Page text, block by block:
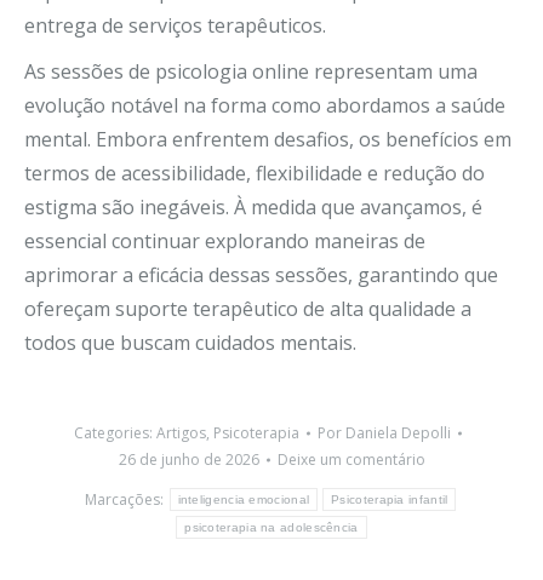
entrega de serviços terapêuticos.
As sessões de psicologia online representam uma
evolução notável na forma como abordamos a saúde
mental. Embora enfrentem desafios, os benefícios em
termos de acessibilidade, flexibilidade e redução do
estigma são inegáveis. À medida que avançamos, é
essencial continuar explorando maneiras de
aprimorar a eficácia dessas sessões, garantindo que
ofereçam suporte terapêutico de alta qualidade a
todos que buscam cuidados mentais.
Categories: Artigos, Psicoterapia Por Daniela Depolli
26 de junho de 2026
Deixe um comentário
Marcações:
inteligencia emocional Psicoterapia infantil
psicoterapia na adolescência